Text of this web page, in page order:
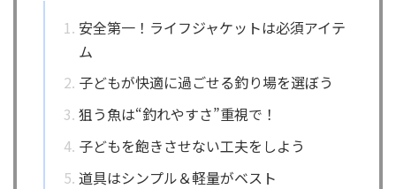
安全第一！ライフジャケットは必須アイテ
ム
子どもが快適に過ごせる釣り場を選ぼう
狙う魚は“釣れやすさ”重視で！
子どもを飽きさせない工夫をしよう
道具はシンプル＆軽量がベスト